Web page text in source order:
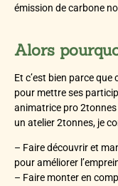
émission de carbone
Alors
Et c’est bien parce
pour mettre ses
animatrice pro
un atelier 2tonnes, je
– Faire découvrir et
pour améliorer
– Faire monter en